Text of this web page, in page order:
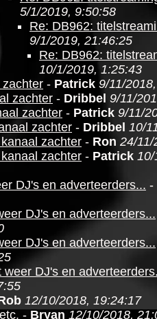
5/1/2019, 9:50:58
Re: DB962:
9/1/2019, 21:46:25
Re: DB962:
10/1/2019, 1:25:43
- Patrick 9/11/
zachter - Dribbel 9/11/
zachter - Patrick 9/11/
zachter - Dribbel 10/
zachter - Ron 24/11/
zachter - Patrick 10/
DJ's en adverteerders... -
DJ's en adverteerders...
DJ's en adverteerders...
weer DJ's en
12/10/2018, 19:24:17
- Bryan 12/10/2018,